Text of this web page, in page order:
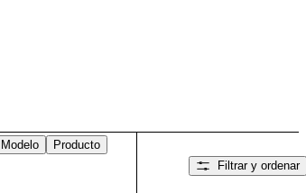
Modelo
Producto
Filtrar y ordenar